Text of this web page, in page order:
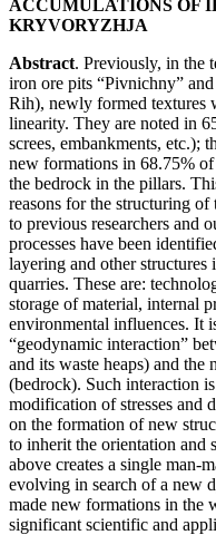
ACCUMULATIONS OF
KRYVORYZHJA
Abstract. Previously, in the
iron ore pits “Pivnichny”
Rih), newly formed textures
linearity. They are noted in
screes, embankments, etc.);
new formations in 68.75%
the bedrock in the pillars.
reasons for the structuring
to previous researchers and
processes have been
layering and other
quarries. These are:
storage of material, internal
environmental influences. It
“geodynamic interaction”
and its waste heaps) and
(bedrock). Such interaction
modification of stresses and
on the formation of new
to inherit the orientation and
above creates a single man-
evolving in search of a new
made new formations in the
significant scientific and